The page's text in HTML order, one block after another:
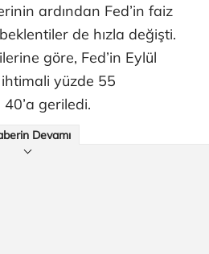
ardından Fed’in faiz
de hızla değişti.
göre, Fed’in Eylül
yüzde 55
geriledi.
Devamı